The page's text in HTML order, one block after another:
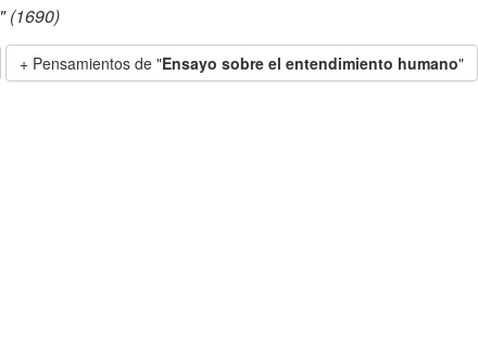
" (1690)
+ Pensamientos de "Ensayo sobre el entendimiento humano"